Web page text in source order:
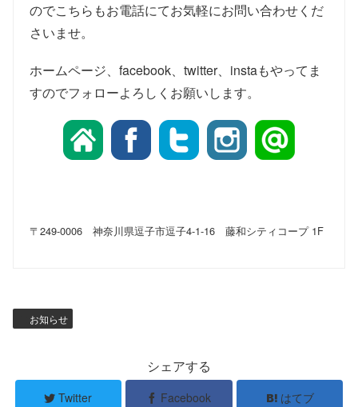
のでこちらもお電話にてお気軽にお問い合わせくだ
さいませ。
ホームページ、facebook、twitter、instaもやってま
すのでフォローよろしくお願いします。
〒249-0006 神奈川県逗子市逗子4-1-16 藤和シティコープ 1F
お知らせ
シェアする
Twitter Facebook はてブ